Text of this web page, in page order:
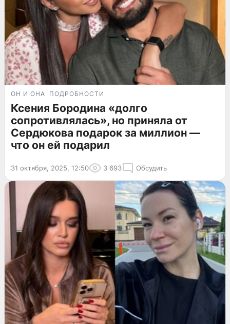
ОН И ОНА ПОДРОБНОСТИ
Ксения Бородина «долго
сопротивлялась», но приняла от
Сердюкова подарок за миллион —
что он ей подарил
31 октября, 2025, 12:50 3 693 Обсудить